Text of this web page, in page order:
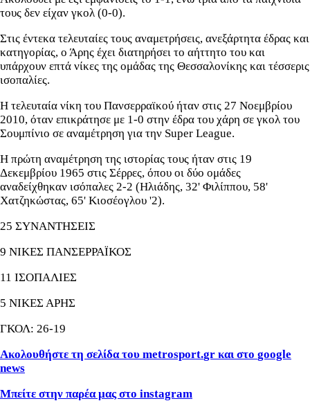
τους δεν είχαν γκολ (0-0).
Στις έντεκα τελευταίες τους αναμετρήσεις, ανεξάρτητα έδρας και
κατηγορίας, ο Άρης έχει διατηρήσει το αήττητο του και
υπάρχουν επτά νίκες της ομάδας της Θεσσαλονίκης και τέσσερις
ισοπαλίες.
Η τελευταία νίκη του Πανσερραϊκού ήταν στις 27 Νοεμβρίου
2010, όταν επικράτησε με 1-0 στην έδρα του χάρη σε γκολ του
Σουμπίνιο σε αναμέτρηση για την Super League.
Η πρώτη αναμέτρηση της ιστορίας τους ήταν στις 19
Δεκεμβρίου 1965 στις Σέρρες, όπου οι δύο ομάδες
αναδείχθηκαν ισόπαλες 2-2 (Hλιάδης, 32' Φιλίππου, 58'
Xατζηκώστας, 65' Kιοσέογλου '2).
25 ΣΥΝΑΝΤΗΣΕΙΣ
9 ΝΙΚΕΣ ΠΑΝΣΕΡΡΑΪΚΟΣ
11 ΙΣΟΠΑΛΙΕΣ
5 ΝΙΚΕΣ ΑΡΗΣ
ΓΚΟΛ: 26-19
Ακολουθήστε τη σελίδα του metrosport.gr και στο google
news
Μπείτε στην παρέα μας στο instagram